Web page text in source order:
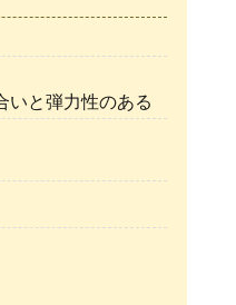
いと弾力性のある